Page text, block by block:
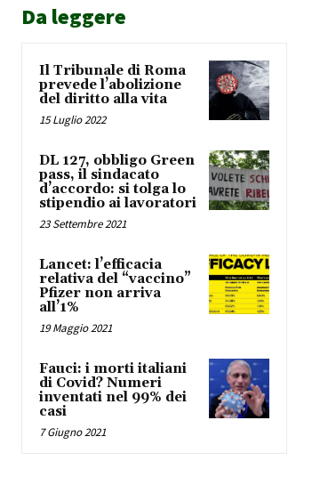
Da leggere
Il Tribunale di Roma
prevede l’abolizione
del diritto alla vita
15 Luglio 2022
DL 127, obbligo Green
pass, il sindacato
d’accordo: si tolga lo
stipendio ai lavoratori
23 Settembre 2021
Lancet: l’efficacia
relativa del “vaccino”
Pfizer non arriva
all’1%
19 Maggio 2021
Fauci: i morti italiani
di Covid? Numeri
inventati nel 99% dei
casi
7 Giugno 2021